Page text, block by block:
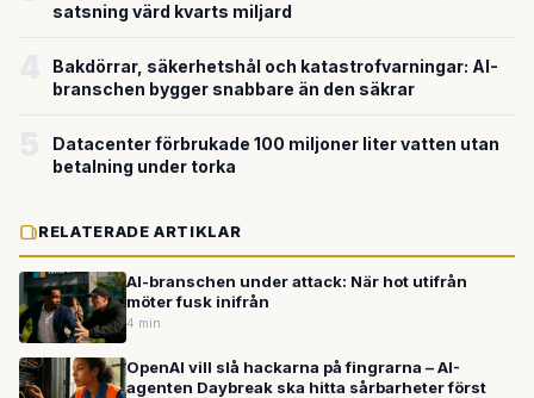
satsning värd kvarts miljard
Bakdörrar, säkerhetshål och katastrofvarningar: AI-
branschen bygger snabbare än den säkrar
Datacenter förbrukade 100 miljoner liter vatten utan
betalning under torka
RELATERADE ARTIKLAR
AI-branschen under attack: När hot utifrån
möter fusk inifrån
4 min
OpenAI vill slå hackarna på fingrarna – AI-
agenten Daybreak ska hitta sårbarheter först